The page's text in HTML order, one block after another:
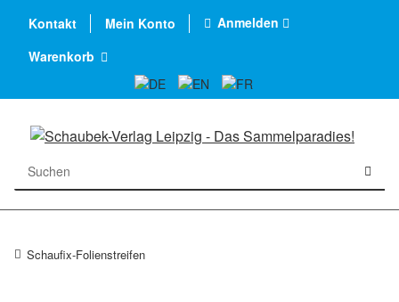
Kontakt Mein Konto
Anmelden
Warenkorb
Schaufix-Folienstreifen